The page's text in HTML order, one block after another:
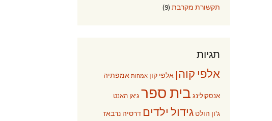
תקשורת מקרבת (9)
תגיות
אלפי קוהן אלפי קון אמהות אמפתיה
אנסקולינג בית ספר ג'אן האנט
ג'ון הולט גידול ילדים דרסיה נרבאז